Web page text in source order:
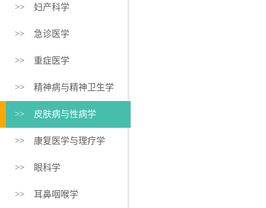
>> 妇产科学
>> 急诊医学
>> 重症医学
>> 精神病与精神卫生学
>> 皮肤病与性病学
>> 康复医学与理疗学
>> 眼科学
>> 耳鼻咽喉学